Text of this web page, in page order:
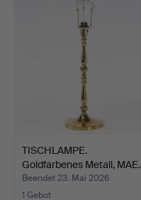
TISCHLAMPE.
Goldfarbenes Metall, MAE.
Beendet 23. Mai 2026
1 Gebot